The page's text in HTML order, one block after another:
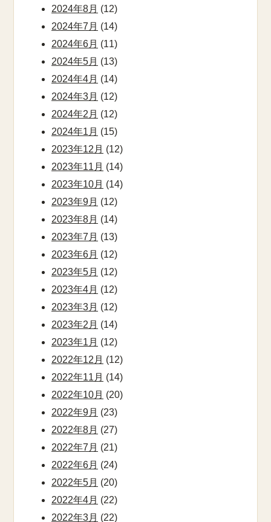
2024年8月 (12)
2024年7月 (14)
2024年6月 (11)
2024年5月 (13)
2024年4月 (14)
2024年3月 (12)
2024年2月 (12)
2024年1月 (15)
2023年12月 (12)
2023年11月 (14)
2023年10月 (14)
2023年9月 (12)
2023年8月 (14)
2023年7月 (13)
2023年6月 (12)
2023年5月 (12)
2023年4月 (12)
2023年3月 (12)
2023年2月 (14)
2023年1月 (12)
2022年12月 (12)
2022年11月 (14)
2022年10月 (20)
2022年9月 (23)
2022年8月 (27)
2022年7月 (21)
2022年6月 (24)
2022年5月 (20)
2022年4月 (22)
2022年3月 (22)